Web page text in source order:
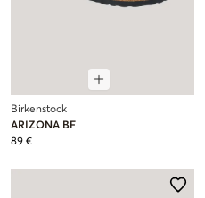
Birkenstock
ARIZONA BF
89 €